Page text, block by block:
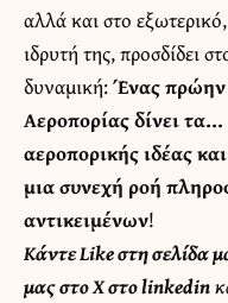
αλλά και στο
ιδρυτή της, προσδίδει
δυναμική:Ένας πρώην
Αεροπορίας δίνει
αεροπορικής ιδέας
μια συνεχή ροή
αντικειμένων!
ΚάντεLike στη σελίδα
μας στοXστοlinkedin